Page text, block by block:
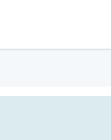
التي يوصي بها